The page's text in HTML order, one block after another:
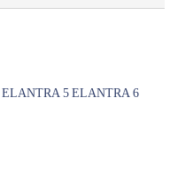
ELANTRA 5ELANTRA 6